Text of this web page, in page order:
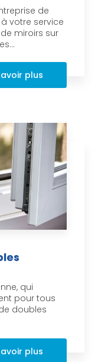
de
votre service
miroirs sur
plus
qui
pour tous
doubles
plus